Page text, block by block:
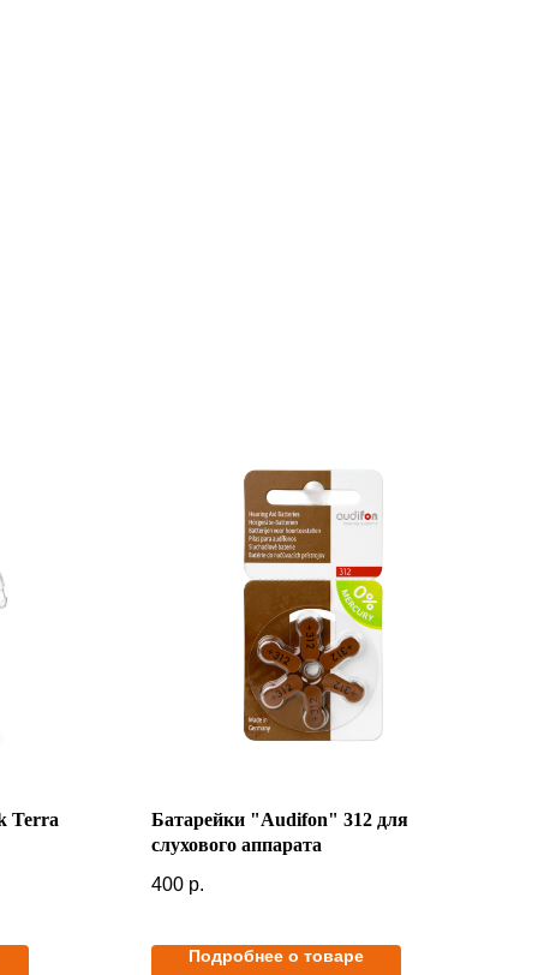
Terra
Батарейки "Audifon" 312 для
слухового аппарата
400 р.
Подробнее о товаре